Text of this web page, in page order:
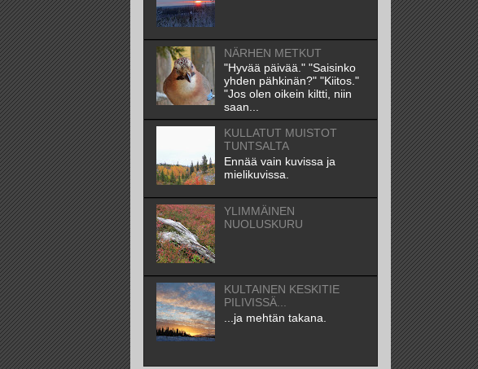
NÄRHEN METKUT
"Hyvää päivää." "Saisinko
yhden pähkinän?" "Kiitos."
"Jos olen oikein kiltti, niin
saan...
KULLATUT MUISTOT
TUNTSALTA
Ennää vain kuvissa ja
mielikuvissa.
YLIMMÄINEN
NUOLUSKURU
KULTAINEN KESKITIE
PILIVISSÄ...
...ja mehtän takana.